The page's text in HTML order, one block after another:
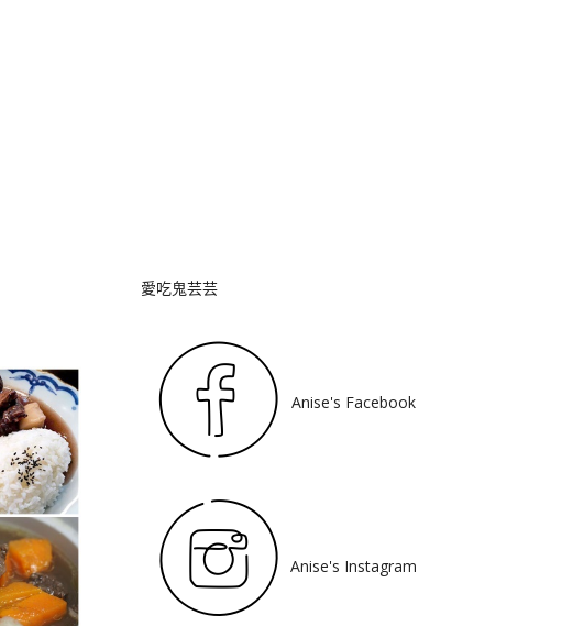
愛吃鬼芸芸
Anise's Facebook
Anise's Instagram